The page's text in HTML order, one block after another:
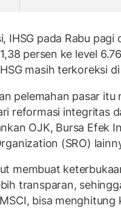
IHSG pada Rabu
persen ke level
masih terkoreksi
pelemahan pasar itu
reformasi integritas
OJK, Bursa Efek
(SRO)
membuat
transparan,
bisa menghitung